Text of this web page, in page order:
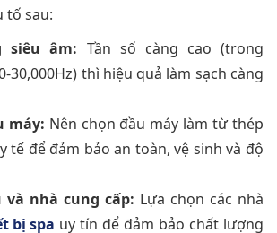
tố sau:
siêu âm: Tần số càng cao (trong
30,000Hz) thì hiệu quả làm sạch càng
máy: Nên chọn đầu máy làm từ thép
tế để đảm bảo an toàn, vệ sinh và độ
nhà cung cấp: Lựa chọn các nhà
bị spa uy tín để đảm bảo chất lượng